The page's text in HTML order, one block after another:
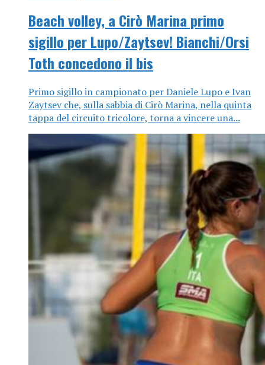
Beach volley, a Cirò Marina primo
sigillo per Lupo/Zaytsev! Bianchi/Orsi
Toth concedono il bis
Primo sigillo in campionato per Daniele Lupo e Ivan
Zaytsev che, sulla sabbia di Cirò Marina, nella quinta
tappa del circuito tricolore, torna a vincere una...